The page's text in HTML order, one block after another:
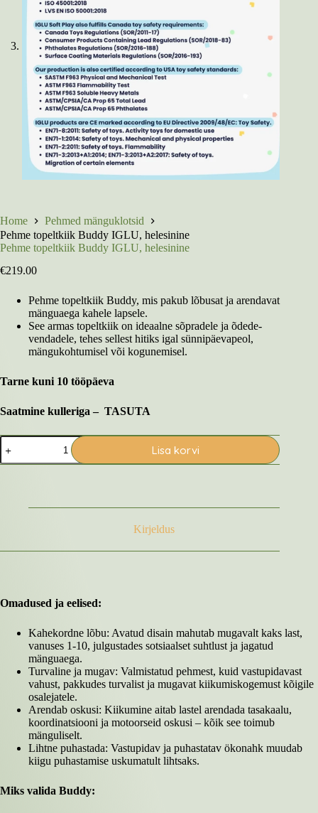
Home
Pehmed mänguklotsid
Pehme topeltkiik Buddy IGLU, helesinine
Pehme topeltkiik Buddy IGLU, helesinine
€219.00
Pehme topeltkiik Buddy, mis pakub lõbusat ja arendavat
mänguaega kahele lapsele.
See armas topeltkiik on ideaalne sõpradele ja õdede-
vendadele, tehes sellest hitiks igal sünnipäevapeol,
mängukohtumisel või kogunemisel.
Tarne kuni 10 tööpäeva
Saatmine kulleriga – TASUTA
Pehme
topeltkiik
Buddy
Lisa korvi
Kirjeldus
Omadused ja eelised:
Kahekordne lõbu: Avatud disain mahutab mugavalt kaks last,
vanuses 1-10, julgustades sotsiaalset suhtlust ja jagatud
mänguaega.
Turvaline ja mugav: Valmistatud pehmest, kuid vastupidavast
vahust, pakkudes turvalist ja mugavat kiikumiskogemust kõigile
osalejatele.
Arendab oskusi: Kiikumine aitab lastel arendada tasakaalu,
koordinatsiooni ja motoorseid oskusi – kõik see toimub
mänguliselt.
Lihtne puhastada: Vastupidav ja puhastatav ökonahk muudab
kiigu puhastamise uskumatult lihtsaks.
Miks valida Buddy: